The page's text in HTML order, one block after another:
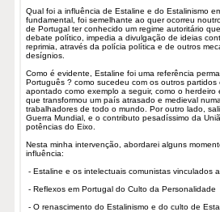
Qual foi a influência de Estaline e do Estalinismo
fundamental, foi semelhante ao quer ocorreu
de Portugal ter conhecido um regime autoritário
debate político, impedia a divulgação de ideias
reprimia, através da polícia política e de outros
desígnios.
Como é evidente, Estaline foi uma referência
Português ? como sucedeu com os outros
apontado como exemplo a seguir, como o
que transformou um país atrasado e medieval
trabalhadores de todo o mundo. Por outro lado,
Guerra Mundial, e o contributo pesadíssimo da
potências do Eixo.
Nesta minha intervenção, abordarei alguns
influência:
- Estaline e os intelectuais comunistas vinculados
- Reflexos em Portugal do Culto da Personalidade
- O renascimento do Estalinismo e do culto de